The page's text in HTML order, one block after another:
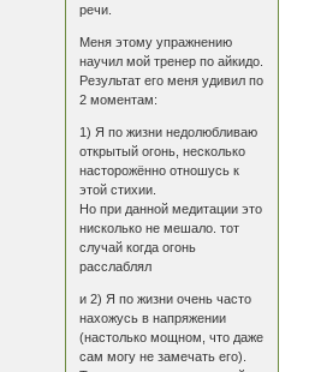
речи.
Меня этому упражнению
научил мой тренер по айкидо.
Результат его меня удивил по
2 моментам:
1) Я по жизни недолюбливаю
открытый огонь, несколько
насторожённо отношусь к
этой стихии.
Но при данной медитации это
нисколько не мешало. тот
случай когда огонь
расслаблял
и 2) Я по жизни очень часто
нахожусь в напряжении
(настолько мощном, что даже
сам могу не замечать его).